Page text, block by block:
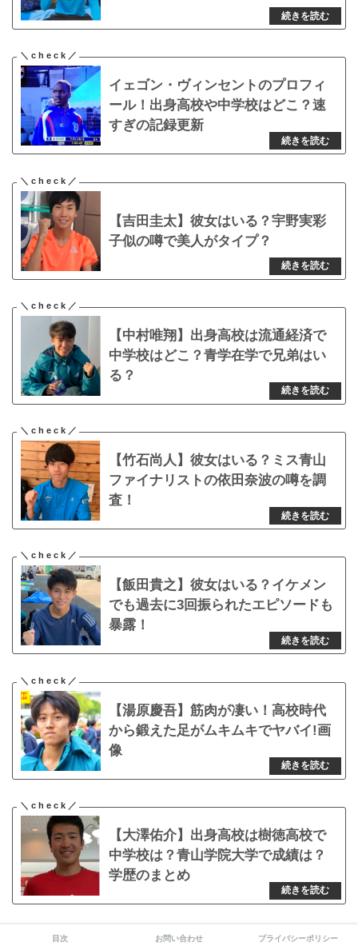
イェゴン・ヴィンセントのプロフィ
ール！出身高校や中学校はどこ？速
すぎの記録更新
【吉田圭太】彼女はいる？宇野実彩
子似の噂で美人がタイプ？
【中村唯翔】出身高校は流通経済で
中学校はどこ？青学在学で兄弟はい
る？
【竹石尚人】彼女はいる？ミス青山
ファイナリストの依田奈波の噂を調
査！
【飯田貴之】彼女はいる？イケメン
でも過去に3回振られたエピソードも
暴露！
【湯原慶吾】筋肉が凄い！高校時代
から鍛えた足がムキムキでヤバイ!画
像
【大澤佑介】出身高校は樹徳高校で
中学校は？青山学院大学で成績は？
学歴のまとめ
目次 お問い合わせ プライバシーポリシー